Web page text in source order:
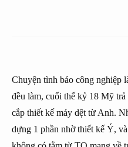
Chuyện tình báo công nghiệp
đều làm, cuối thế kỷ 18 Mỹ trả
cắp thiết kế máy dệt từ Anh.
dựng 1 phần nhờ thiết kế Ý,